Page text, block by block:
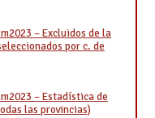
– Excluidos de la
por c. de
– Estadística de
las provincias)